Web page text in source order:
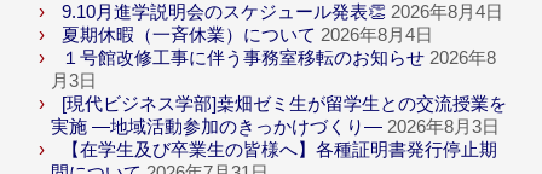
9.10月進学説明会のスケジュール発表👏 2026年8月4日
夏期休暇（一斉休業）について 2026年8月4日
１号館改修工事に伴う事務室移転のお知らせ 2026年8
月3日
[現代ビジネス学部]桒畑ゼミ生が留学生との交流授業を
実施 ―地域活動参加のきっかけづくり― 2026年8月3日
【在学生及び卒業生の皆様へ】各種証明書発行停止期